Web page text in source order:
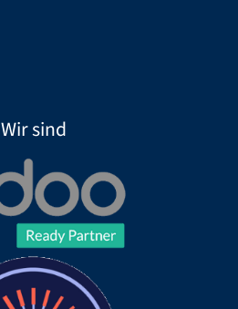
Wir sind